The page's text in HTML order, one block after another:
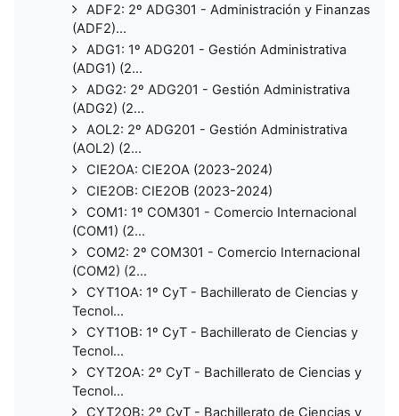
ADF2: 2º ADG301 - Administración y Finanzas
(ADF2)...
ADG1: 1º ADG201 - Gestión Administrativa
(ADG1) (2...
ADG2: 2º ADG201 - Gestión Administrativa
(ADG2) (2...
AOL2: 2º ADG201 - Gestión Administrativa
(AOL2) (2...
CIE2OA: CIE2OA (2023-2024)
CIE2OB: CIE2OB (2023-2024)
COM1: 1º COM301 - Comercio Internacional
(COM1) (2...
COM2: 2º COM301 - Comercio Internacional
(COM2) (2...
CYT1OA: 1º CyT - Bachillerato de Ciencias y
Tecnol...
CYT1OB: 1º CyT - Bachillerato de Ciencias y
Tecnol...
CYT2OA: 2º CyT - Bachillerato de Ciencias y
Tecnol...
CYT2OB: 2º CyT - Bachillerato de Ciencias y